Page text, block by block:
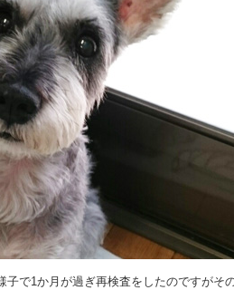
で1か月が過ぎ再検査をしたのですがそ